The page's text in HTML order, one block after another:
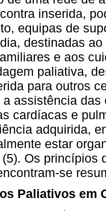
inserida,
equipas de
destinadas
e aos
paliativa,
para outros
a assistência
cardíacas e
adquirida,
estar
Os princípios
se
Paliativos em